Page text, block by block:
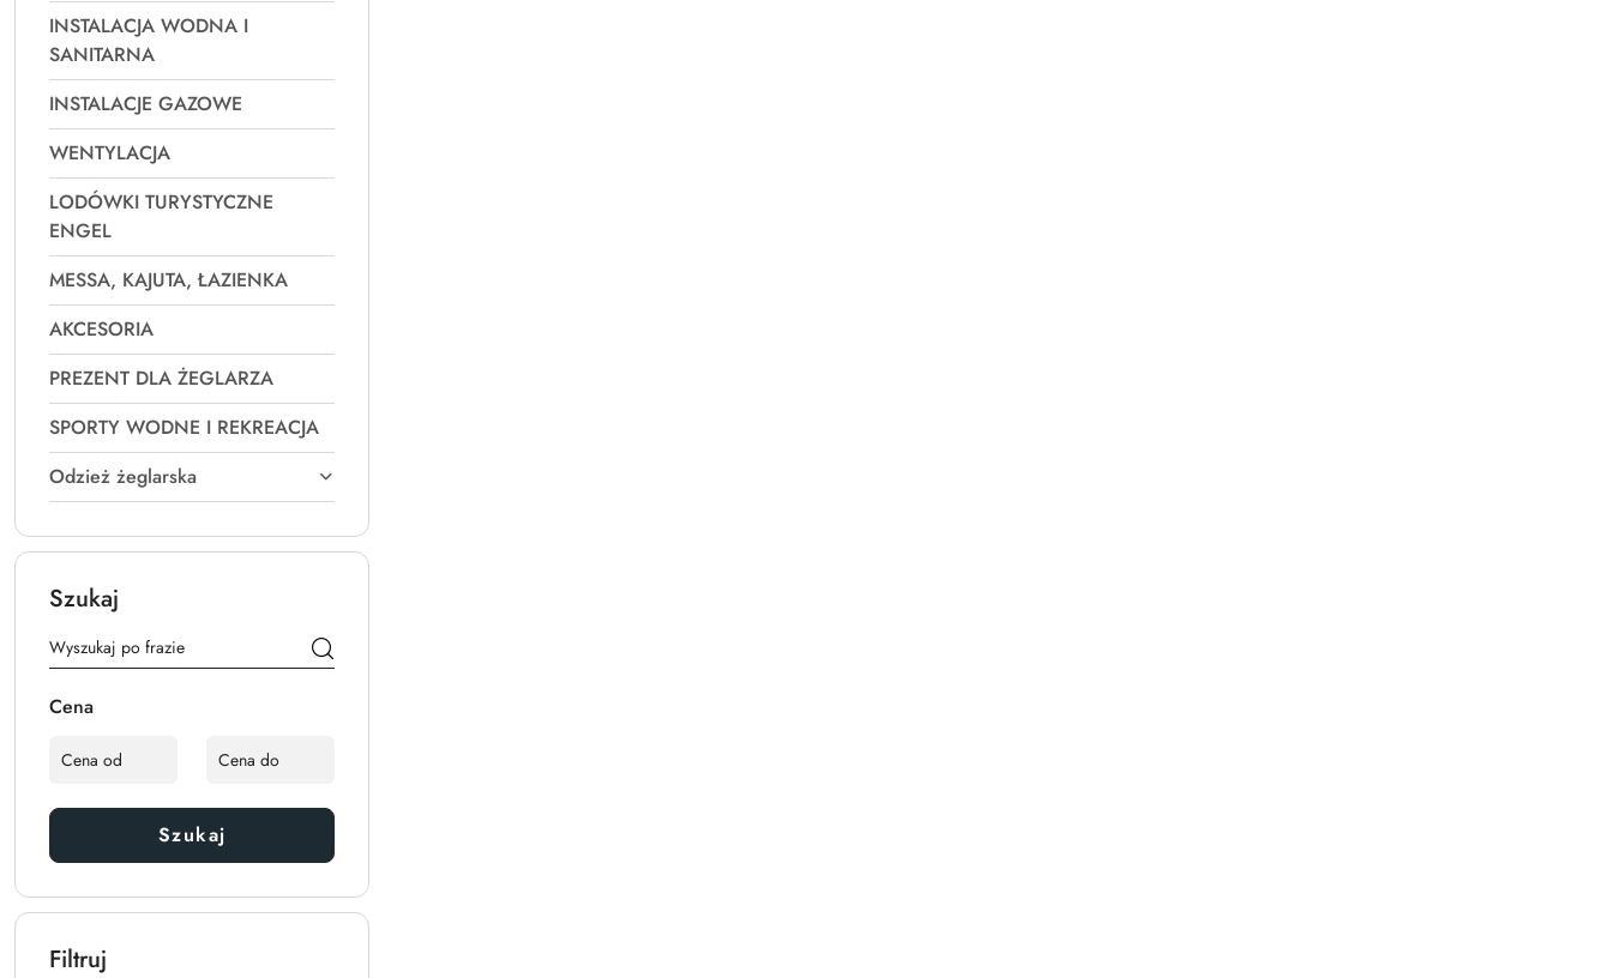
INSTALACJA WODNA I
SANITARNA
INSTALACJE GAZOWE
WENTYLACJA
LODÓWKI TURYSTYCZNE
ENGEL
MESSA, KAJUTA, ŁAZIENKA
AKCESORIA
PREZENT DLA ŻEGLARZA
SPORTY WODNE I REKREACJA
Odzież żeglarska
Szukaj
Cena
Szukaj
Filtruj